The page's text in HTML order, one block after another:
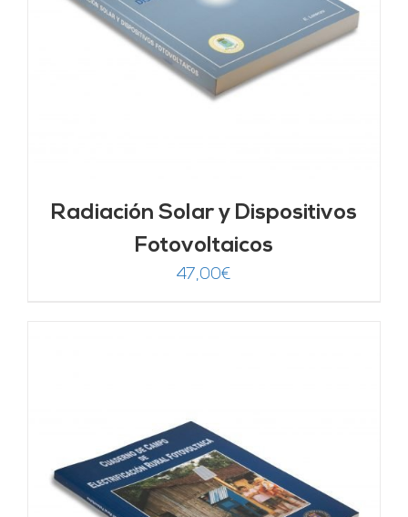
Radiación Solar y Dispositivos
Fotovoltaicos
47,00€